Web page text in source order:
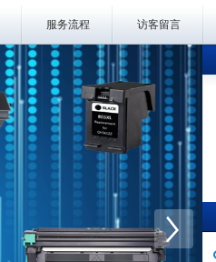
服务流程 访客留言